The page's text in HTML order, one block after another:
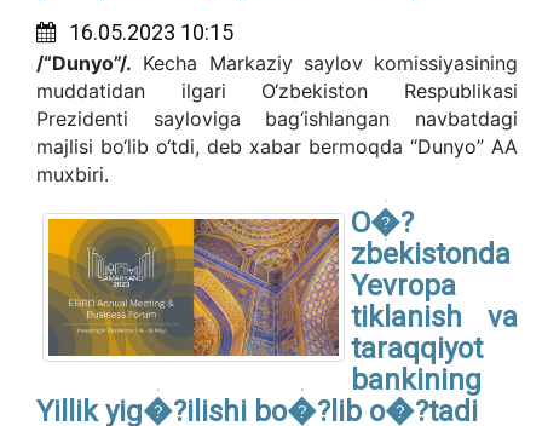
16.05.2023 10:15
/“Dunyo”/. Kecha Markaziy saylov komissiyasining
muddatidan ilgari O‘zbekiston Respublikasi
Prezidenti sayloviga bag‘ishlangan navbatdagi
majlisi bo‘lib o‘tdi, deb xabar bermoqda “Dunyo” AA
muxbiri.
O�?
zbekistonda
Yevropa
tiklanish va
taraqqiyot
bankining
Yillik yig�?ilishi bo�?lib o�?tadi